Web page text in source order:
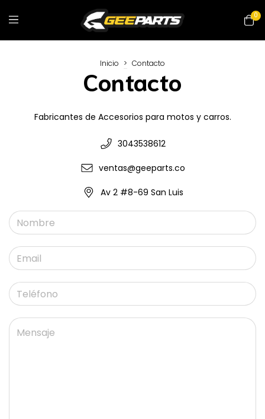
0
Inicio > Contacto
Contacto
Fabricantes de Accesorios para motos y carros.
3043538612
ventas@geeparts.co
Av 2 #8-69 San Luis